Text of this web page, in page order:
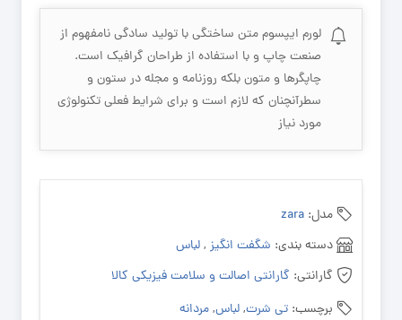
لورم ایپسوم متن ساختگی با تولید سادگی نامفهوم از
صنعت چاپ و با استفاده از طراحان گرافیک است.
چاپگرها و متون بلکه روزنامه و مجله در ستون و
سطرآنچنان که لازم است و برای شرایط فعلی تکنولوژی
مورد نیاز
مدل: zara
دسته بندی: شگفت انگیز ,لباس
گارانتی: گارانتی اصالت و سلامت فیزیکی کالا
برچسب: تی شرت,لباس,مردانه